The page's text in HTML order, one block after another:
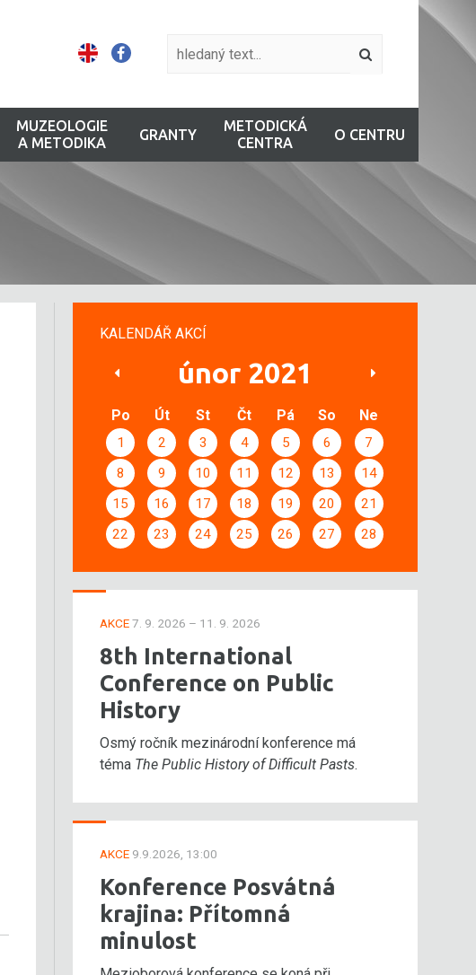
MUZEOLOGIE
A METODIKA
GRANTY
METODICKÁ
CENTRA
O CENTRU
KALENDÁŘ AKCÍ
únor 2021
Po Út St Čt Pá So Ne
1 2 3 4 5 6
7
8
9 10 11 12 13
14
15
16 17 18 19 20
21
22
23 24 25 26 27 28
AKCE7. 9. 2026 – 11. 9. 2026
8th International
Conference on Public
History
Osmý ročník mezinárodní konference má
téma The Public History of Difficult Pasts.
AKCE 9.9.2026, 13:00
Konference Posvátná
krajina: Přítomná
minulost